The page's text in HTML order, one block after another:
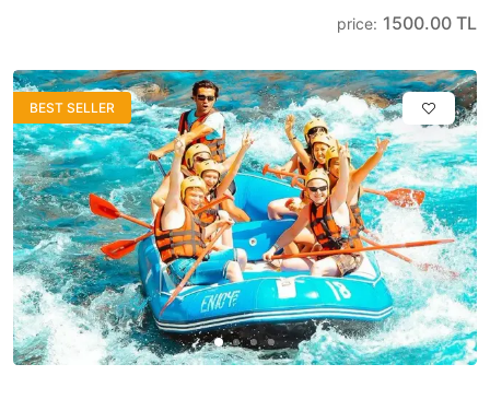
price: 1500.00 TL
BEST SELLER